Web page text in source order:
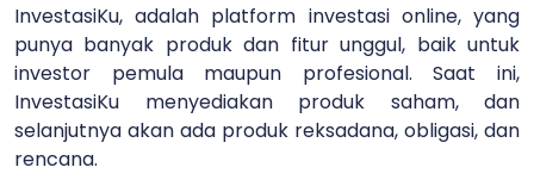
InvestasiKu, adalah platform investasi online, yang
punya banyak produk dan fitur unggul, baik untuk
investor pemula maupun profesional. Saat ini,
InvestasiKu menyediakan produk saham, dan
selanjutnya akan ada produk reksadana, obligasi, dan
rencana.